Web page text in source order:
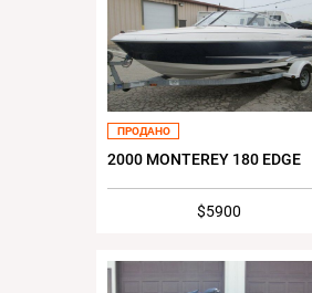
ПРОДАНО
2000 MONTEREY 180 EDGE
$5900